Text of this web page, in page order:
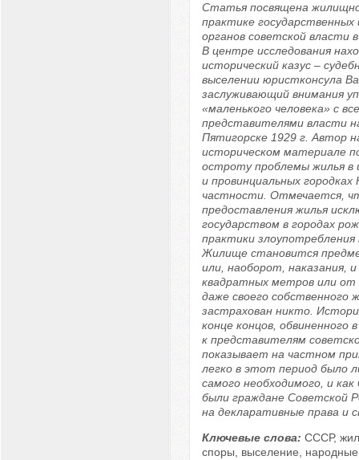
Статья посвящена
практике
органов советской власти
В центре исследования
исторический казус –
выселении юристконсула
заслуживающий внимания
«маленького человека» с
представителями власти
Пятигорске 1929 г. Автор
историческом материале
остроту проблемы жилья в
и провинциальных городках
частности. Отмечается,
предоставления жилья
государством в городах
практики
Жилище становится
или, наоборот, наказания,
квадратных метров или от
даже своего собственного
застрахован никто.
конце концов, обвиненного
к представителям
показывает на частном
легко в этот период было
самого необходимого, и
были граждане Советской
на декларативные права и
Ключевые слова: СССР,
споры, выселение, народные